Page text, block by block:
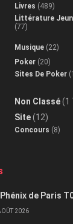
Livres (489)
Littérature
(77)
Musique (22)
Poker (20)
Sites De Poker
Non Classé(1
Site(12)
Concours (8)
de Paris
2026